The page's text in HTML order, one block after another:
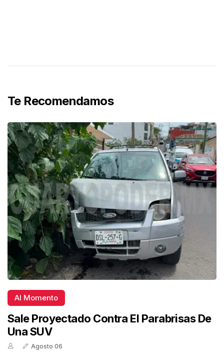
Te Recomendamos
Al Momento
Sale Proyectado Contra El Parabrisas De
Una SUV
Agosto 06